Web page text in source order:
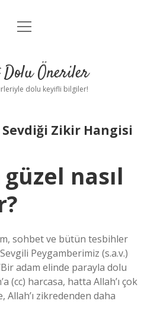
Anasayfa
Yasal Uyarı
menüyü
Dolu Öneriler
dolu keyifli bilgiler!
Sevdiği Zikir Hangisi
nasıl
sohbet ve bütün tesbihler
Peygamberimiz (s.a.v.)
adam elinde parayla dolu
(cc) harcasa, hatta Allah’ı çok
zikredenden daha